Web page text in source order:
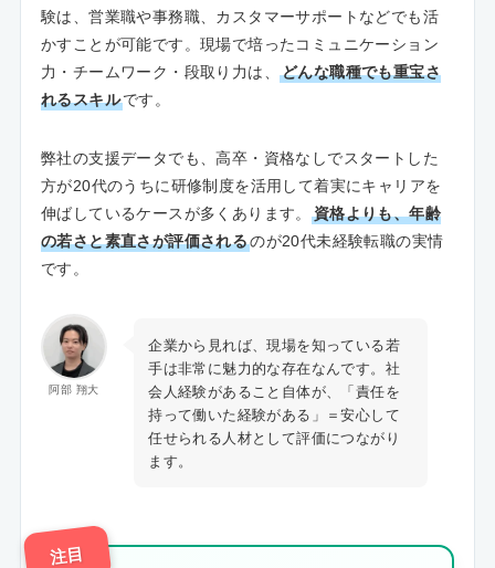
験は、営業職や事務職、カスタマーサポートなどでも活
かすことが可能です。現場で培ったコミュニケーション
力・チームワーク・段取り力は、
どんな職種でも重宝さ
れるスキルです。
弊社の支援データでも、高卒・資格なしでスタートした
方が20代のうちに研修制度を活用して着実にキャリアを
伸ばしているケースが多くあります。
資格よりも、年齢
の若さと素直さが評価されるのが20代未経験転職の実情
です。
阿部 翔大
企業から見れば、現場を知っている若
手は非常に魅力的な存在なんです。社
会人経験があること自体が、「責任を
持って働いた経験がある」＝安心して
任せられる人材として評価につながり
ます。
注目